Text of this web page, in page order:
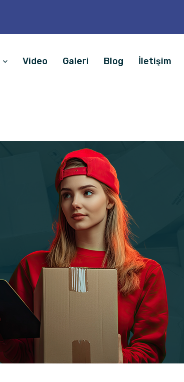
Video Galeri Blog İletişim